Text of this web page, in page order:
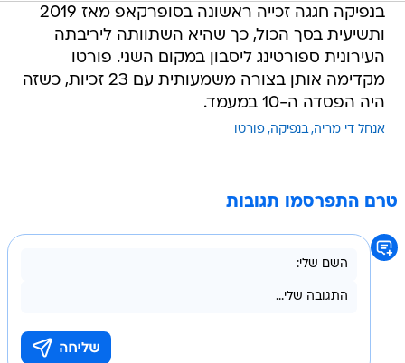
בנפיקה חגגה זכייה ראשונה בסופרקאפ מאז 2019
ותשיעית בסך הכול, כך שהיא השתוותה ליריבתה
העירונית ספורטינג ליסבון במקום השני. פורטו
מקדימה אותן בצורה משמעותית עם 23 זכיות, כשזה
היה הפסדה ה-10 במעמד.
אנחל די מריה בנפיקה פורטו
טרם התפרסמו תגובות